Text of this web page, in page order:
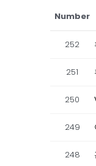
Number
252
251
250
249
248